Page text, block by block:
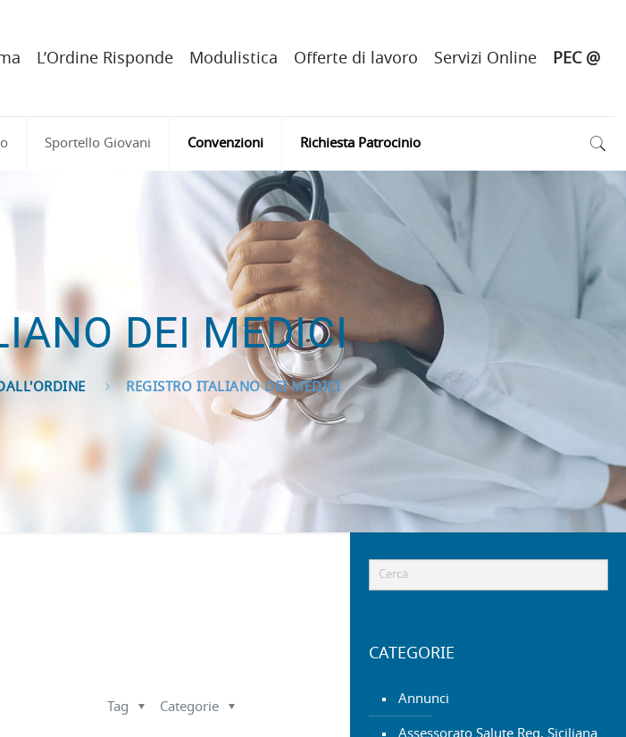
Sportello Giovani Convenzioni Richiesta Patrocinio
L’Ordine Risponde Modulistica Offerte di lavoro Servizi Online PEC @
DEI MEDICI
REGISTRO ITALIANO DEI MEDICI
Categorie
Tag
CATEGORIE
Annunci
Assessorato Salute Reg. Siciliana